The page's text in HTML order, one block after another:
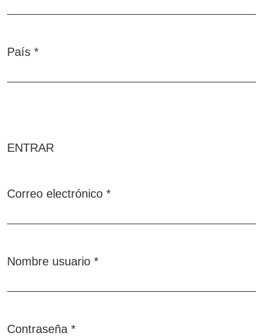
País *
ENTRAR
Correo electrónico *
Nombre usuario *
Contraseña *